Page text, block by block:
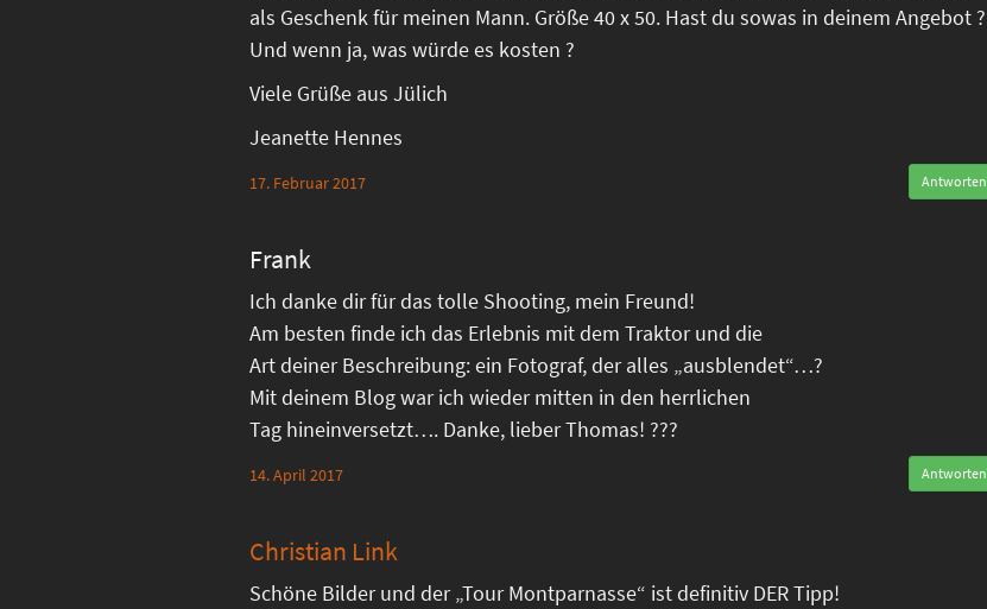
als Geschenk für meinen Mann. Größe 40 x 50. Hast du sowas in deinem Angebot ?
Und wenn ja, was würde es kosten ?
Viele Grüße aus Jülich
Jeanette Hennes
17. Februar 2017 Antworten
Frank
Ich danke dir für das tolle Shooting, mein Freund!
Am besten finde ich das Erlebnis mit dem Traktor und die
Art deiner Beschreibung: ein Fotograf, der alles „ausblendet“…?
Mit deinem Blog war ich wieder mitten in den herrlichen
Tag hineinversetzt…. Danke, lieber Thomas! ???
14. April 2017 Antworten
Christian Link
Schöne Bilder und der „Tour Montparnasse“ ist definitiv DER Tipp!